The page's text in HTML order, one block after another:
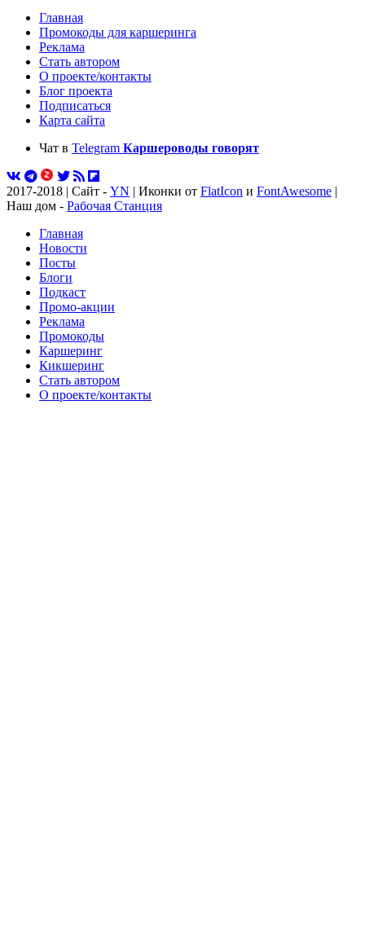
Главная
Промокоды для каршеринга
Реклама
Стать автором
О проекте/контакты
Блог проекта
Подписаться
Карта сайта
Чат в Telegram Каршероводы говорят
2017-2018 | Сайт - YN | Иконки от FlatIcon и FontAwesome |
Наш дом - Рабочая Станция
Главная
Новости
Посты
Блоги
Подкаст
Промо-акции
Реклама
Промокоды
Каршеринг
Кикшеринг
Стать автором
О проекте/контакты